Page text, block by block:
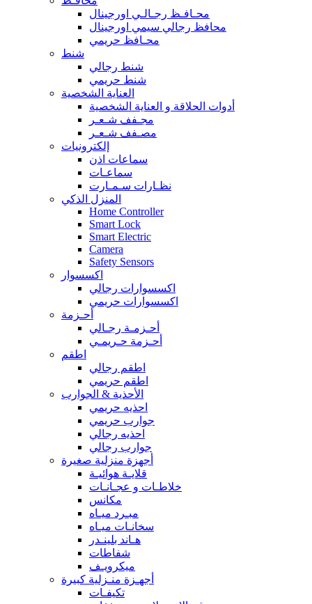
محـافـظ رجـالـي اورجينال
محافظ رجالي سيمي اورجينال
محـافظ حريمي
شنط
شنط رجالي
شنط حريمي
العناية الشخصية
أدوات الحلاقة و العناية الشخصية
مجـفف شـعـر
مصـفف شـعـر
إلكترونيات
سماعات اذن
سماعـات
نظـارات سـمـارت
المنزل الذكي
Home Controller
Smart Lock
Smart Electric
Camera
Safety Sensors
اكسسوار
اكسسوارات رجالي
اكسسوارات حريمي
أحـزمة
أحـزمـة رجـالي
أحـزمة حـريمـي
اطقم
اطقم رجالي
اطقم حريمي
الأحذية & الجوارب
احذيه حريمي
جوارب حريمي
احذيه رجالي
جوارب رجالي
أجهزة منزلية صغيرة
قلايـة هوائيـة
خلاطـات و عجـانـات
مكانس
مبـرد ميـاه
سخانـات ميـاه
هـاند بلينـدر
شفاطات
ميكرويـف
أجهـزة منـزلية كبيرة
تكيفـات